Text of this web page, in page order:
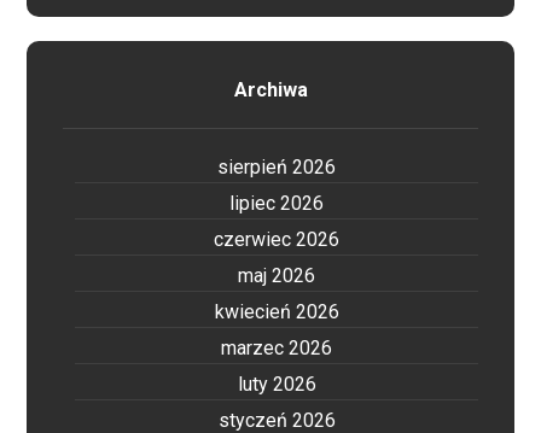
Archiwa
sierpień 2026
lipiec 2026
czerwiec 2026
maj 2026
kwiecień 2026
marzec 2026
luty 2026
styczeń 2026